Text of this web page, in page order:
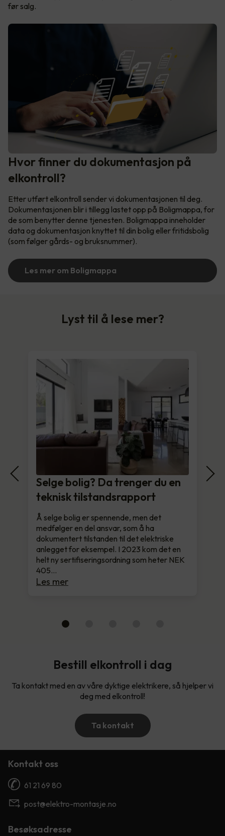
før salg.
Hvor finner du dokumentasjon på
elkontroll?
Etter utført elkontroll sender vi dokumentasjonen til deg.
Dokumentasjonen blir i tillegg lastet opp på Boligmappa, for
de som benytter denne tjenesten. Boligmappa inneholder
data og dokumentasjon knyttet til din bolig eller fritidsbolig
(som følger gårds- og bruksnummer).
Les mer om Boligmappa
Lyst til å lese mer?
Selge bolig? Da trenger du en
teknisk tilstandsrapport
Å selge bolig er spennende, men det
medfølger en del ansvar, som å ha
dokumentert tilstanden til det elektriske
anlegget for eksempel. I 2023 kom det en
helt ny sertifiseringsordning som heter NEK
405…
Les mer
Bestill elkontroll i dag
Ta kontakt med en av våre dyktige elektrikere, så hjelper vi
deg med elkontroll!
Ta kontakt
Kontakt oss
61 21 69 80
post@elektro-montasje.no
Besøksadresse